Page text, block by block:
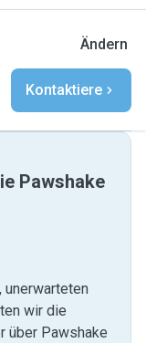
Ändern
Kontaktiere
Pawshake
unerwarteten
wir die
über Pawshake